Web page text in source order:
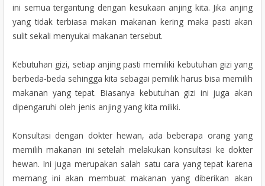
ini semua tergantung dengan kesukaan anjing kita. Jika anjing
yang tidak terbiasa makan makanan kering maka pasti akan
sulit sekali menyukai makanan tersebut.
Kebutuhan gizi, setiap anjing pasti memiliki kebutuhan gizi yang
berbeda-beda sehingga kita sebagai pemilik harus bisa memilih
makanan yang tepat. Biasanya kebutuhan gizi ini juga akan
dipengaruhi oleh jenis anjing yang kita miliki.
Konsultasi dengan dokter hewan, ada beberapa orang yang
memilih makanan ini setelah melakukan konsultasi ke dokter
hewan. Ini juga merupakan salah satu cara yang tepat karena
memang ini akan membuat makanan yang diberikan akan